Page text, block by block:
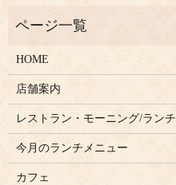
HOME
店舗案内
レストラン・モーニング/ランチ
今月のランチメニュー
カフェ